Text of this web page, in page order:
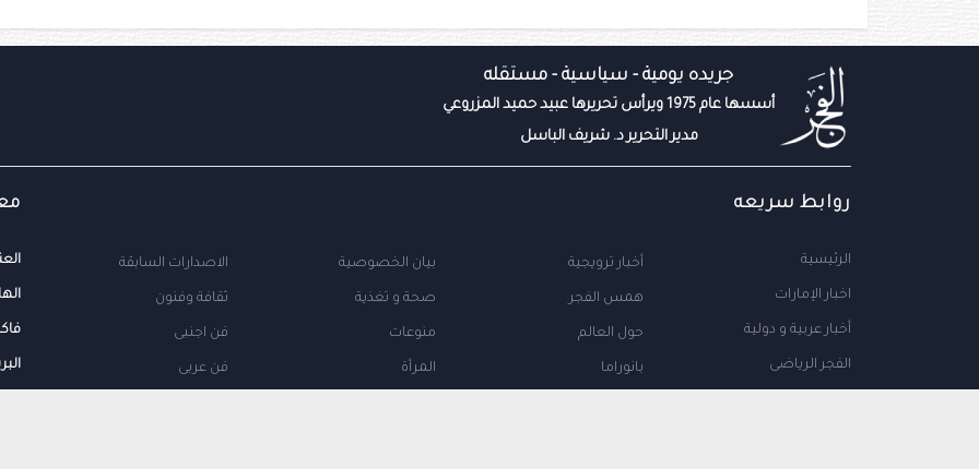
جريده يومية - سياسية - مستقله
أسسها عام 1975 ويرأس تحريرها عبيد حميد المزروعي
مدير التحرير د. شريف الباسل
روابط سريعه
الرئيسية
اخبار الإمارات
أخبار عربية و دولية
الفجر الرياضى
أخبار ترويجية
همس الفجر
حول العالم
بانوراما
بيان الخصوصية
صحة و تغذية
منوعات
المرأة
الاصدارات السابقة
ثقافة وفنون
فن اجنبى
فن عربى